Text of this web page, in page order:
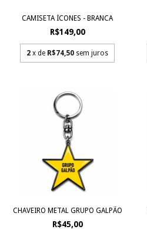
CAMISETA ÍCONES - BRANCA
R$149,00
2 x de R$74,50 sem juros
CHAVEIRO METAL GRUPO GALPÃO
R$45,00